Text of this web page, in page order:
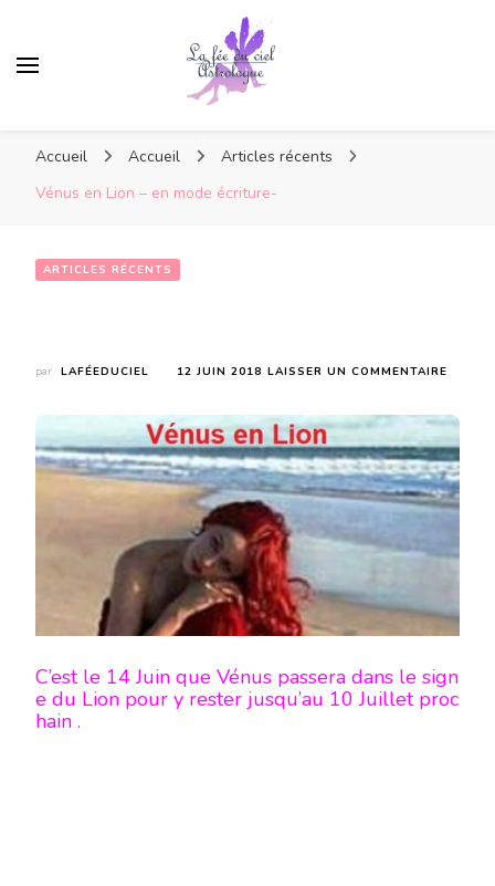
Accueil Accueil
Articles récents
Vénus en Lion – en mode écriture-
ARTICLES RÉCENTS
par LAFÉEDUCIEL 12 JUIN 2018 LAISSER UN COMMENTAIRE
–
EN
MODE
C’est le 14 Juin que Vénus passera dans le sign
e du Lion pour y rester jusqu’au 10 Juillet proc
hain .